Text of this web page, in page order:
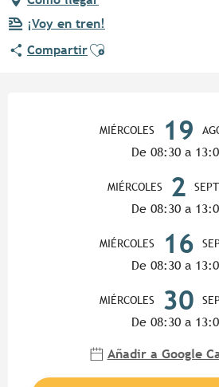
¡Voy en tren!
CompartirAjouter aux favoris
MIÉRCOLES 19
De 08:30 a
MIÉRCOLES 2
De 08:30 a
MIÉRCOLES 16
De 08:30 a
MIÉRCOLES 30
De 08:30 a
Añadir a Google